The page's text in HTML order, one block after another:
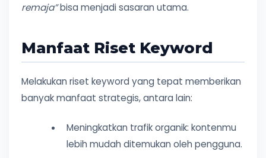
remaja”bisa menjadi sasaran utama.
Manfaat Riset Keyword
Melakukan riset keyword yang tepat memberikan
banyak manfaat strategis, antara lain:
Meningkatkan trafik organik: kontenmu
lebih mudah ditemukan oleh pengguna.